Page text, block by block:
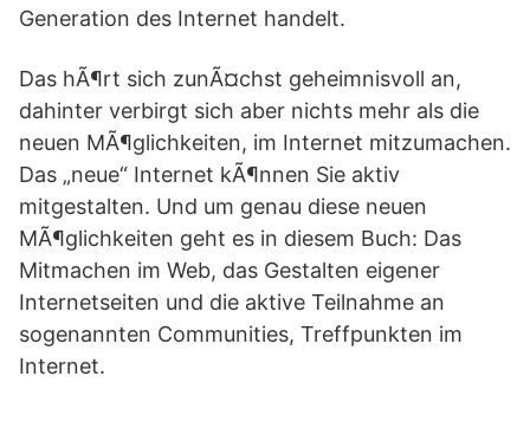
Generation des Internet handelt.
Das hÃ¶rt sich zunÃ¤chst geheimnisvoll an,
dahinter verbirgt sich aber nichts mehr als die
neuen MÃ¶glichkeiten, im Internet mitzumachen.
Das „neue“ Internet kÃ¶nnen Sie aktiv
mitgestalten. Und um genau diese neuen
MÃ¶glichkeiten geht es in diesem Buch: Das
Mitmachen im Web, das Gestalten eigener
Internetseiten und die aktive Teilnahme an
sogenannten Communities, Treffpunkten im
Internet.